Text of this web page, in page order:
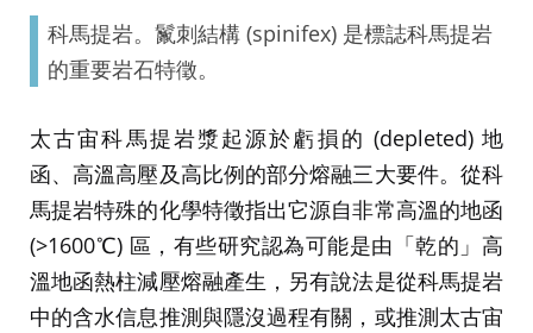
科馬提岩。鬣刺結構 (spinifex) 是標誌科馬提岩
的重要岩石特徵。
太古宙科馬提岩漿起源於虧損的 (depleted) 地
函、高溫高壓及高比例的部分熔融三大要件。從科
馬提岩特殊的化學特徵指出它源自非常高溫的地函
(>1600℃) 區，有些研究認為可能是由「乾的」高
溫地函熱柱減壓熔融產生，另有說法是從科馬提岩
中的含水信息推測與隱沒過程有關，或推測太古宙